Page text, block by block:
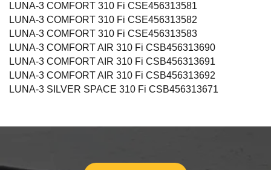
LUNA-3 COMFORT 310 Fi CSE456313581
LUNA-3 COMFORT 310 Fi CSE456313582
LUNA-3 COMFORT 310 Fi CSE456313583
LUNA-3 COMFORT AIR 310 Fi CSB456313690
LUNA-3 COMFORT AIR 310 Fi CSB456313691
LUNA-3 COMFORT AIR 310 Fi CSB456313692
LUNA-3 SILVER SPACE 310 Fi CSB456313671